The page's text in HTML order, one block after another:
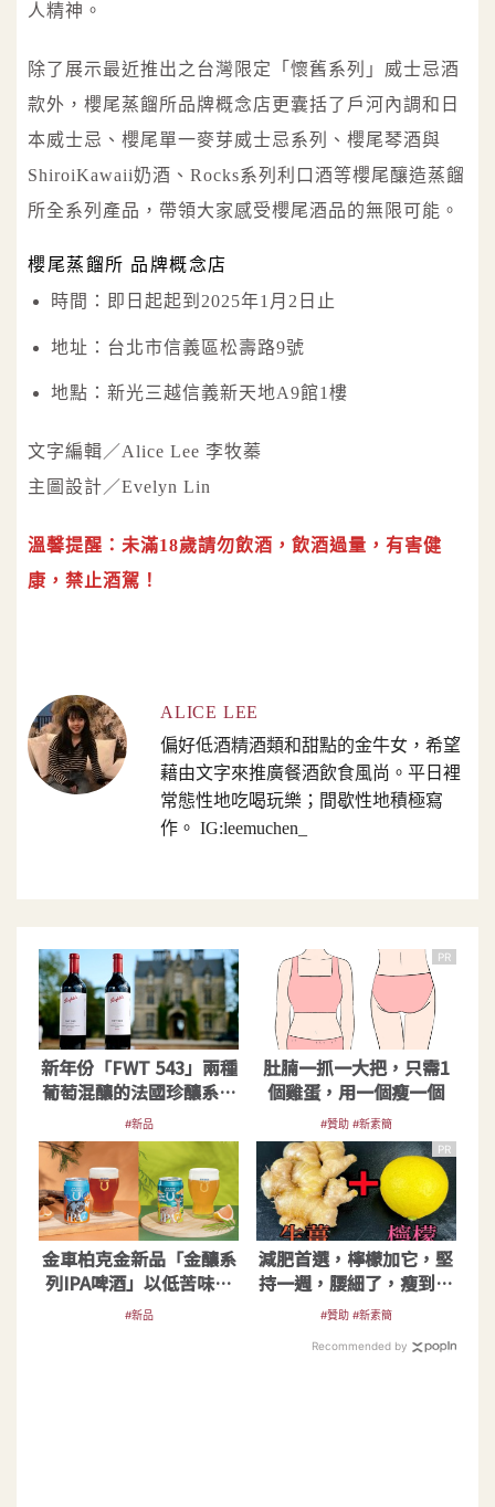
人精神。
除了展示最近推出之台灣限定「懷舊系列」威士忌酒
款外，櫻尾蒸餾所品牌概念店更囊括了戶河內調和日
本威士忌、櫻尾單一麥芽威士忌系列、櫻尾琴酒與
ShiroiKawaii奶酒、Rocks系列利口酒等櫻尾釀造蒸餾
所全系列產品，帶領大家感受櫻尾酒品的無限可能。
櫻尾蒸餾所 品牌概念店
時間：即日起起到2025年1月2日止
地址：台北市信義區松壽路9號
地點：新光三越信義新天地A9館1樓
文字編輯／Alice Lee 李牧蓁
主圖設計／Evelyn Lin
溫馨提醒：未滿18歲請勿飲酒，飲酒過量，有害健
康，禁止酒駕！
ALICE LEE
偏好低酒精酒類和甜點的金牛女，希望
藉由文字來推廣餐酒飲食風尚。平日裡
常態性地吃喝玩樂；間歇性地積極寫
作。 IG:leemuchen_
新年份「FWT 543」兩種
葡萄混釀的法國珍釀系列
登台
#新品
PR
肚腩一抓一大把，只需1
個雞蛋，用一個瘦一個
#贊助 #新素簡
金車柏克金新品「金釀系
列IPA啤酒」以低苦味打
入市場
#新品
PR
減肥首選，檸檬加它，堅
持一週，腰細了，瘦到你
懷疑人生
#贊助 #新素簡
Recommended by